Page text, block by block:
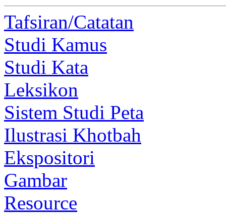
Tafsiran/Catatan
Studi Kamus
Studi Kata
Leksikon
Sistem Studi Peta
Ilustrasi Khotbah
Ekspositori
Gambar
Resource